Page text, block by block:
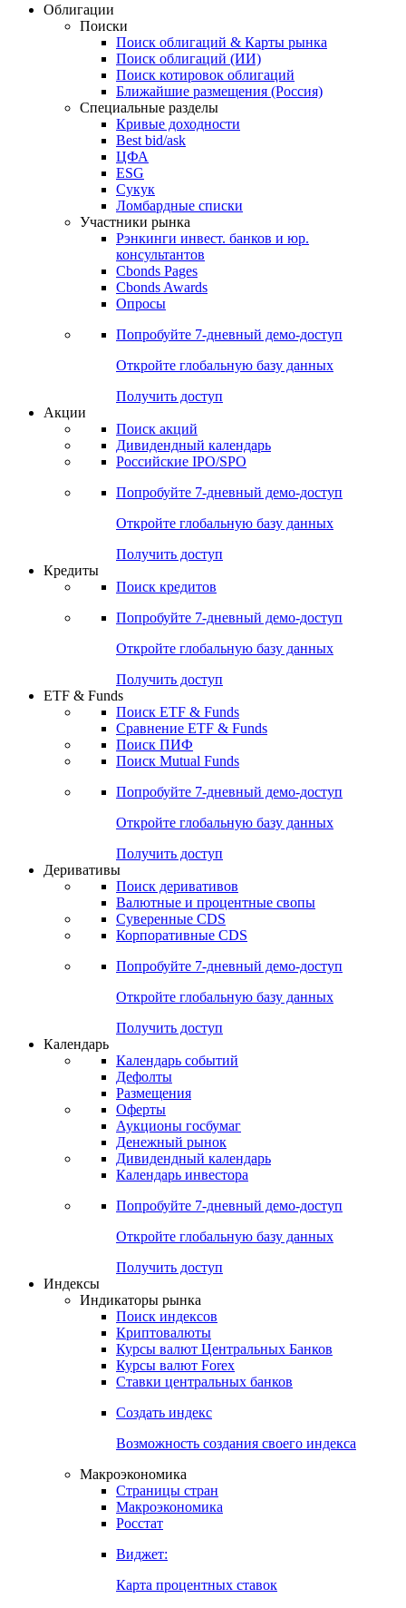
Облигации
Поиски
Поиск облигаций & Карты рынка
Поиск облигаций (ИИ)
Поиск котировок облигаций
Ближайшие размещения (Россия)
Специальные разделы
Кривые доходности
Best bid/ask
ЦФА
ESG
Сукук
Ломбардные списки
Участники рынка
Рэнкинги инвест. банков и юр.
консультантов
Cbonds Pages
Cbonds Awards
Опросы
Попробуйте 7-дневный демо-доступ
Откройте глобальную базу данных
Получить доступ
Акции
Поиск акций
Дивидендный календарь
Российские IPO/SPO
Попробуйте 7-дневный демо-доступ
Откройте глобальную базу данных
Получить доступ
Кредиты
Поиск кредитов
Попробуйте 7-дневный демо-доступ
Откройте глобальную базу данных
Получить доступ
ETF & Funds
Поиск ETF & Funds
Сравнение ETF & Funds
Поиск ПИФ
Поиск Mutual Funds
Попробуйте 7-дневный демо-доступ
Откройте глобальную базу данных
Получить доступ
Деривативы
Поиск деривативов
Валютные и процентные свопы
Суверенные CDS
Корпоративные CDS
Попробуйте 7-дневный демо-доступ
Откройте глобальную базу данных
Получить доступ
Календарь
Календарь событий
Дефолты
Размещения
Оферты
Аукционы госбумаг
Денежный рынок
Дивидендный календарь
Календарь инвестора
Попробуйте 7-дневный демо-доступ
Откройте глобальную базу данных
Получить доступ
Индексы
Индикаторы рынка
Поиск индексов
Криптовалюты
Курсы валют Центральных Банков
Курсы валют Forex
Ставки центральных банков
Создать индекс
Возможность создания своего индекса
Макроэкономика
Страницы стран
Макроэкономика
Росстат
Виджет:
Карта процентных ставок